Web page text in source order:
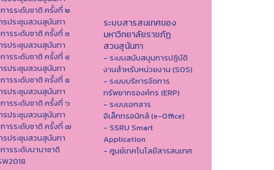
ารระดับชาติ ครั้งที่ ๒
รประชุมสวนสุนันทา
ารระดับชาติ ครั้งที่ ๓
รประชุมสวนสุนันทา
ารระดับชาติ ครั้งที่ ๔
รประชุมสวนสุนันทา
ารระดับชาติ ครั้งที่ ๕
รประชุมสวนสุนันทา
ารระดับชาติ ครั้งที่ ๖
รประชุมสวนสุนันทา
ารระดับชาติ ครั้งที่ ๗
รประชุมสวนสุนันทา
ารระดับนานาชาติ
ระบบสารสนเทศของ
มหาวิทยาลัยราชภัฏ
สวนสุนันทา
- ระบบสนับสนุนการปฏิบัติ
งานสำหรับหน่วยงาน (SOS)
- ระบบบริหารจัดการ
ทรัพยากรองค์กร (ERP)
- ระบบเอกสาร
อิเล็กทรอนิกส์ (e-Office)
- SSRU Smart
Application
- ศูนย์เทคโนโลยีสารสนเทศ